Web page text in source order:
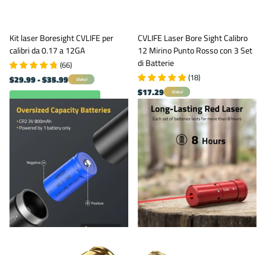
Kit laser Boresight CVLIFE per
calibri da 0.17 a 12GA
(66)
$29.99- $35.99 Global
Visualizza opzioni
CVLIFE Laser Bore Sight Calibro
12 Mirino Punto Rosso con 3 Set
di Batterie
(18)
$17.29 Global
Visualizza opzioni